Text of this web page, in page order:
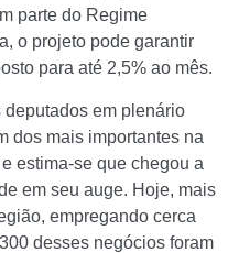
parte do Regime
o projeto pode garantir
para até 2,5% ao mês.
em plenário
dos mais importantes na
estima-se que chegou a
em seu auge. Hoje, mais
empregando cerca
desses negócios foram